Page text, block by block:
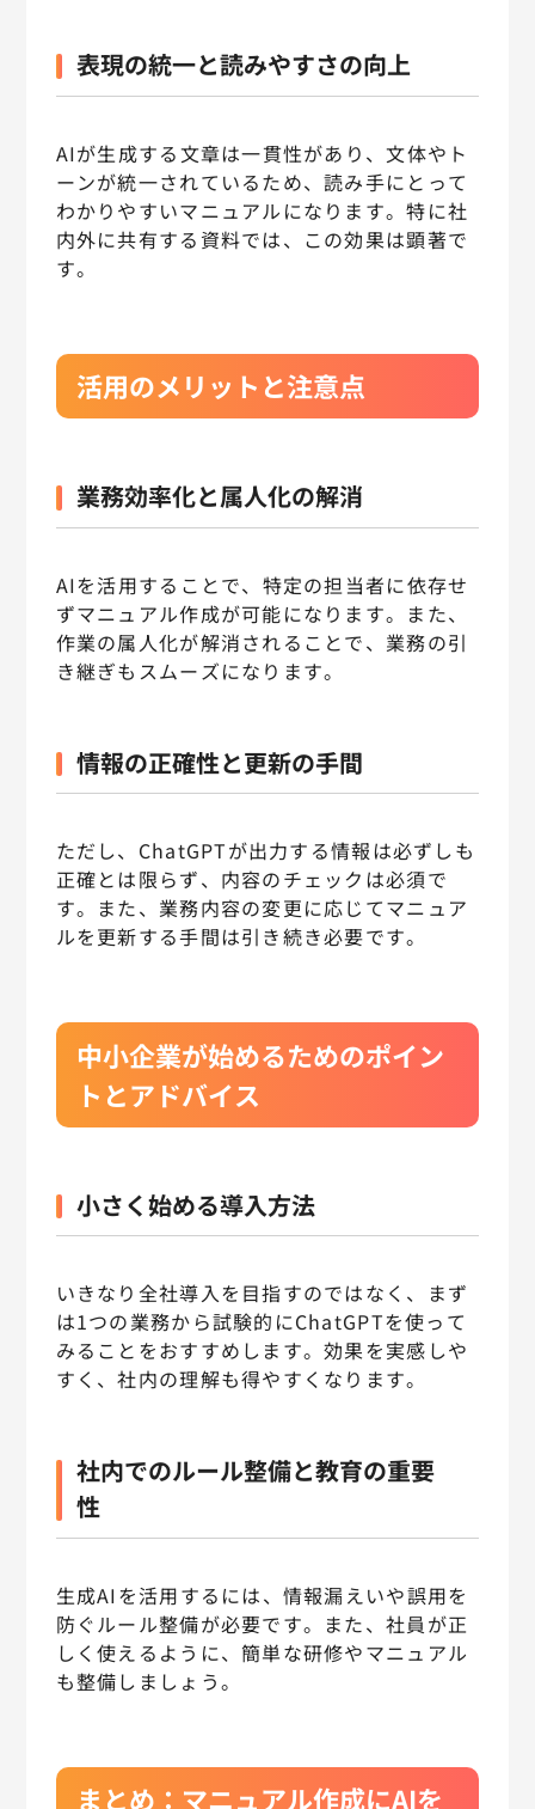
表現の統一と読みやすさの向上
AIが生成する文章は一貫性があり、文体やト
ーンが統一されているため、読み手にとって
わかりやすいマニュアルになります。特に社
内外に共有する資料では、この効果は顕著で
す。
活用のメリットと注意点
業務効率化と属人化の解消
AIを活用することで、特定の担当者に依存せ
ずマニュアル作成が可能になります。また、
作業の属人化が解消されることで、業務の引
き継ぎもスムーズになります。
情報の正確性と更新の手間
ただし、ChatGPTが出力する情報は必ずしも
正確とは限らず、内容のチェックは必須で
す。また、業務内容の変更に応じてマニュア
ルを更新する手間は引き続き必要です。
中小企業が始めるためのポイン
トとアドバイス
小さく始める導入方法
いきなり全社導入を目指すのではなく、まず
は1つの業務から試験的にChatGPTを使って
みることをおすすめします。効果を実感しや
すく、社内の理解も得やすくなります。
社内でのルール整備と教育の重要
性
生成AIを活用するには、情報漏えいや誤用を
防ぐルール整備が必要です。また、社員が正
しく使えるように、簡単な研修やマニュアル
も整備しましょう。
まとめ：マニュアル作成にAIを